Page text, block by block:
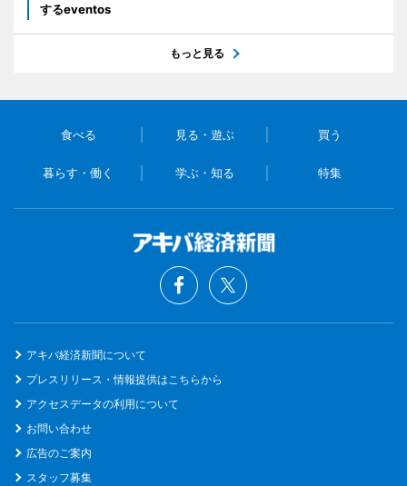
するeventos
もっと見る
食べる 見る・遊ぶ 買う
暮らす・働く 学ぶ・知る 特集
アキバ経済新聞について
プレスリリース・情報提供はこちらから
アクセスデータの利用について
お問い合わせ
広告のご案内
スタッフ募集